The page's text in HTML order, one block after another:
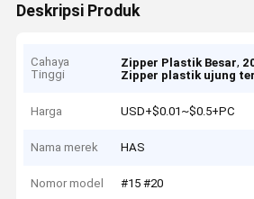
Deskripsi Produk
Cahaya
Tinggi
Zipper Plastik Besar,
Zipper plastik ujung
Harga USD+$0.01~$0.5+PC
Nama merek HAS
Nomor model #15 #20